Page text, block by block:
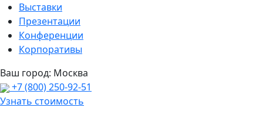
Выставки
Презентации
Конференции
Корпоративы
Ваш город: Москва
+7 (800) 250-92-51
Узнать стоимость